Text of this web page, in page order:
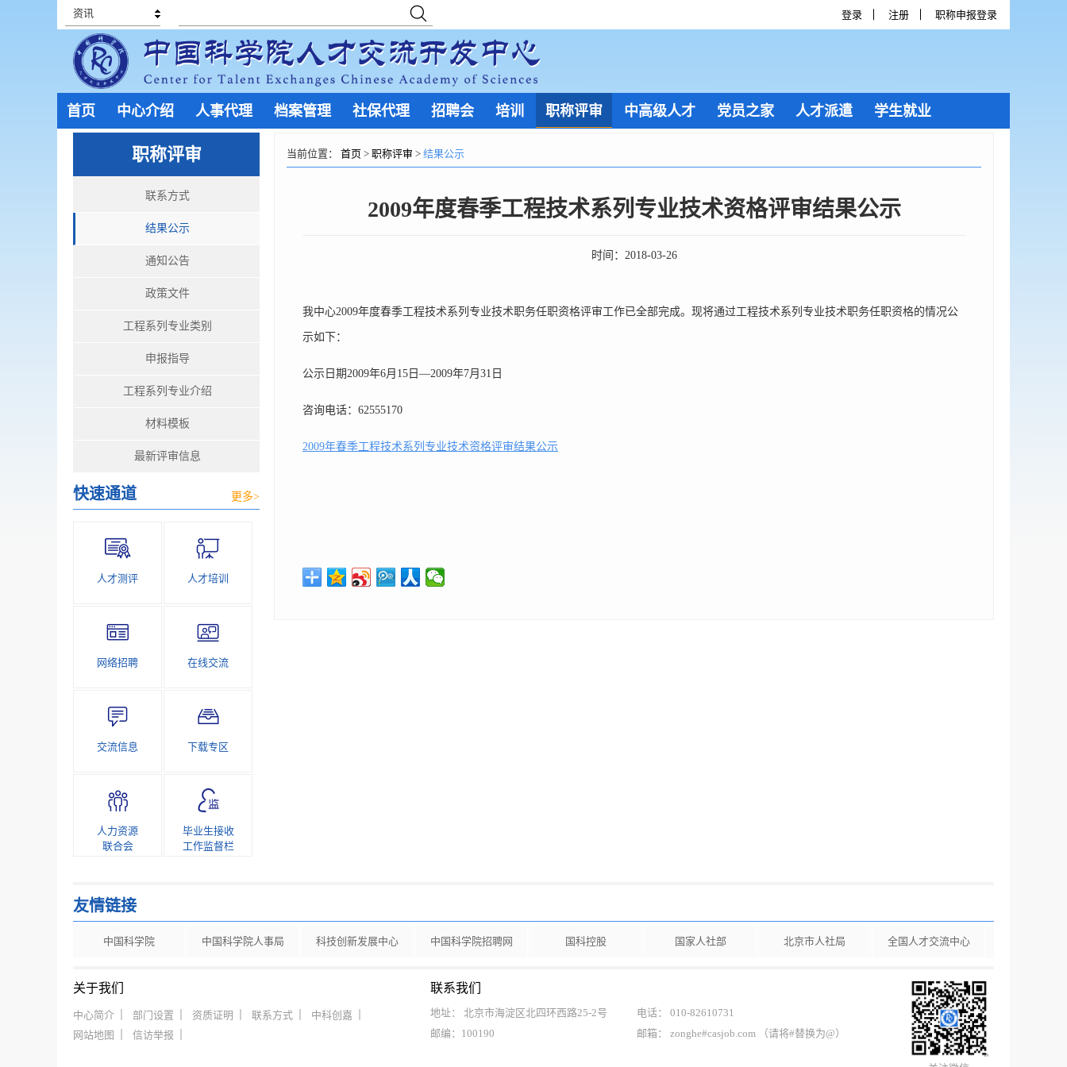
资讯 登录 注册 职称申报登录
首页 中心介绍 人事代理 档案管理 社保代理 招聘会 培训 职称评审 中高级人才 党员之家 人才派遣 学生就业
职称评审
联系方式
结果公示
通知公告
政策文件
工程系列专业类别
申报指导
工程系列专业介绍
材料模板
最新评审信息
快速通道 更多>
人才测评 人才培训
网络招聘 在线交流
交流信息 下载专区
人力资源
联合会
毕业生接收
工作监督栏
当前位置： 首页 > 职称评审 > 结果公示
2009年度春季工程技术系列专业技术资格评审结果公示
时间： 2018-03-26
我中心2009年度春季工程技术系列专业技术职务任职资格评审工作已全部完成。现将通过工程技术系列专业技术职务任职资格的情况公
示如下：
公示日期2009年6月15日—2009年7月31日
咨询电话：62555170
2009年春季工程技术系列专业技术资格评审结果公示
友情链接
中国科学院 中国科学院人事局 科技创新发展中心 中国科学院招聘网 国科控股 国家人社部 北京市人社局 全国人才交流中心
关于我们
中心简介 部门设置 资质证明 联系方式
中科创嘉
网站地图
信访举报
联系我们
地址： 北京市海淀区北四环西路25-2号
电话： 010-82610731
邮编：100190
邮箱： zonghe#casjob.com （请将#替换为@）